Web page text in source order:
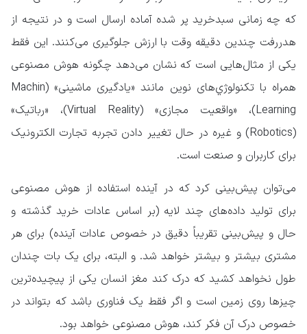
که چه زمانی سبدخرید پر شده آماده ارسال است و در نتیجه از
هدررفت چندین دقیقه وقت با ارزش جلوگیری می‌کنند. این فقط
یکی از مثال‌هایی است که نشان می‌دهد چگونه هوش مصنوعی
همراه با تکنولوژي‌های نوین مانند «یادگیری ماشینی» (Machin
Learning)، «واقعیت مجازی» (Virtual Reality)، «رباتیک»
(Robotics) و غیره در حال تغییر دادن تجربه تجارت الکترونیک
برای کاربران و صنعت است.
می‌توان پیش‌بینی کرد که در آینده استفاده از هوش مصنوعی
برای تولید داده‌های چند لایه (بر اساس عادات خرید گذشته و
حال و پیش‌بینی تقریباً دقیق در خصوص عادات آینده) برای هر
مشتری بیشتر و بیشتر خواهد شد. و البته، برای یک بات چندان
طول نخواهد کشید که درک کند مغز انسان یکی از پیچیده‌ترین
چیزها روی زمین است و اگر فقط یک فناوری باشد که بتواند در
خصوص درک آن فکر کند، هوش مصنوعی خواهد بود.